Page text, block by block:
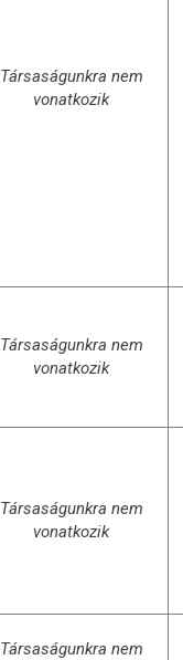
Társaságunkra nem
vonatkozik
Társaságunkra nem
vonatkozik
Társaságunkra nem
vonatkozik
Társaságunkra nem